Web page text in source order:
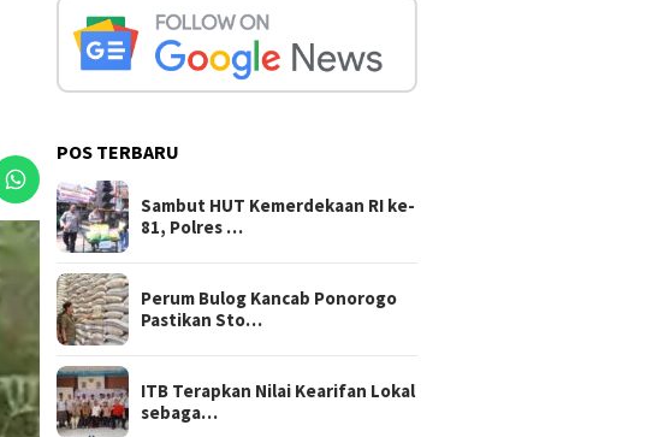
POS TERBARU
Sambut HUT Kemerdekaan RI ke-
81, Polres …
Perum Bulog Kancab Ponorogo
Pastikan Sto…
ITB Terapkan Nilai Kearifan Lokal
sebaga…